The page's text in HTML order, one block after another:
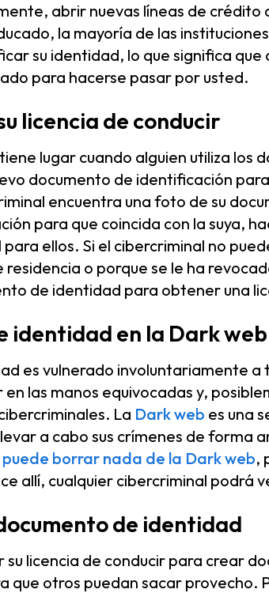
abrir nuevas líneas de crédito
la mayoría de las
su identidad, lo que significa que
para hacerse pasar por usted.
licencia de conducir
lugar cuando alguien utiliza los
documento de identificación
encuentra una foto de su
para que coincida con la suya,
ellos. Si el cibercriminal no
o porque se le ha
de identidad para obtener una
identidad en la Dark web
es vulnerado involuntariamente a
en las manos equivocadas y,
La Dark web es una
a cabo sus crímenes de forma
puede borrar nada de la Dark web,
allí, cualquier cibercriminal podrá
de identidad
licencia de conducir para crear
que otros puedan sacar provecho.